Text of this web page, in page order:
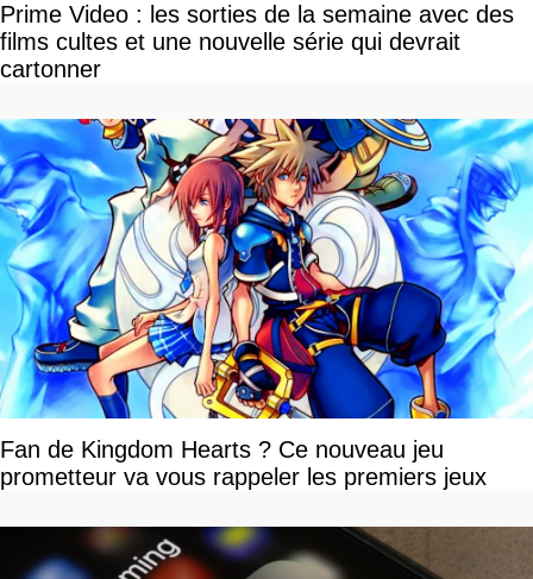
Prime Video : les sorties de la semaine avec des
films cultes et une nouvelle série qui devrait
cartonner
Fan de Kingdom Hearts ? Ce nouveau jeu
prometteur va vous rappeler les premiers jeux